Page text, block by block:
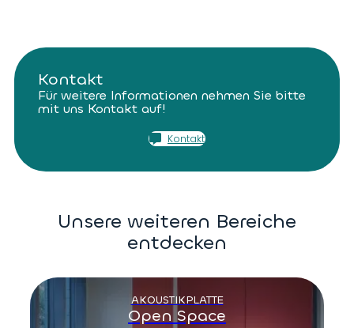
Kontakt
Für weitere Informationen nehmen Sie bitte
mit uns Kontakt auf!
Kontakt
Unsere weiteren Bereiche
entdecken
AKOUSTIKPLATTE
Open Space